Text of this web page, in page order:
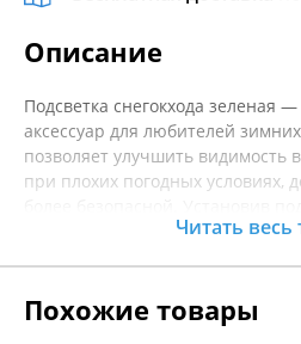
Описание
Подсветка снегокхода зеленая
аксессуар для любителей
позволяет улучшить видимость
при плохих погодных условиях,
заметить препятствия на вашем
снегоходу, но и делает его
подсветка проста в установке и
Читать весь
Похожие товары